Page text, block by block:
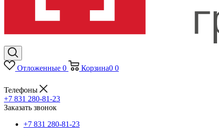
Отложенные 0 Корзина0 0
Телефоны
+7 831 280-81-23
Заказать звонок
+7 831 280-81-23